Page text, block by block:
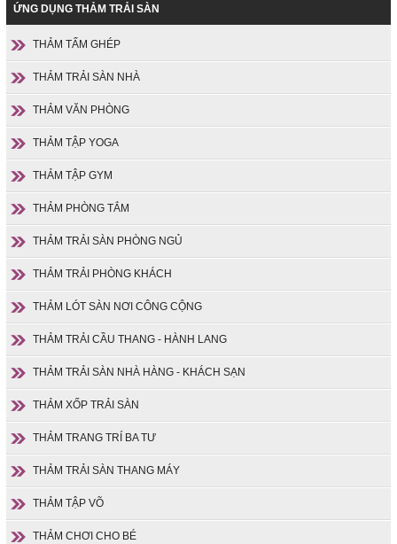
ỨNG DỤNG THẢM TRẢI SÀN
THẢM TẤM GHÉP
THẢM TRẢI SÀN NHÀ
THẢM VĂN PHÒNG
THẢM TẬP YOGA
THẢM TẬP GYM
THẢM PHÒNG TẮM
THẢM TRẢI SÀN PHÒNG NGỦ
THẢM TRẢI PHÒNG KHÁCH
THẢM LÓT SÀN NƠI CÔNG CỘNG
THẢM TRẢI CẦU THANG - HÀNH LANG
THẢM TRẢI SÀN NHÀ HÀNG - KHÁCH SẠN
THẢM XỐP TRẢI SÀN
THẢM TRANG TRÍ BA TƯ
THẢM TRẢI SÀN THANG MÁY
THẢM TẬP VÕ
THẢM CHƠI CHO BÉ